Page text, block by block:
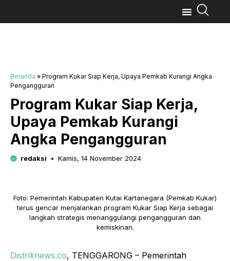
Beranda » Program Kukar Siap Kerja, Upaya Pemkab Kurangi Angka
Pengangguran
Program Kukar Siap Kerja,
Upaya Pemkab Kurangi
Angka Pengangguran
redaksi Kamis, 14 November 2024
Foto: Pemerintah Kabupaten Kutai Kartanegara (Pemkab Kukar)
terus gencar menjalankan program Kukar Siap Kerja sebagai
langkah strategis menanggulangi pengangguran dan
kemiskinan.
Distriknews.co, TENGGARONG – Pemerintah